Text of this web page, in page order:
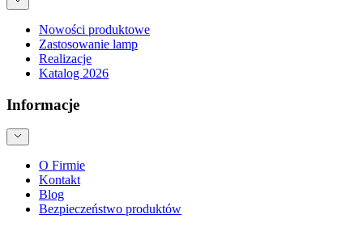
Nowości produktowe
Zastosowanie lamp
Realizacje
Katalog 2026
Informacje
O Firmie
Kontakt
Blog
Bezpieczeństwo produktów